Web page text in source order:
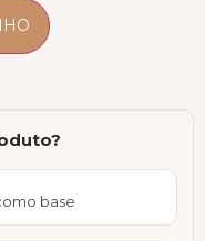
base